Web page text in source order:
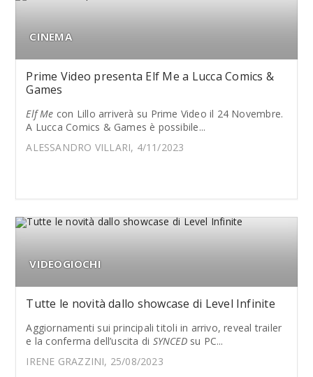
CINEMA
Prime Video presenta Elf Me a Lucca Comics &
Games
Elf Me con Lillo arriverà su Prime Video il 24 Novembre.
A Lucca Comics & Games è possibile...
ALESSANDRO VILLARI, 4/11/2023
VIDEOGIOCHI
Tutte le novità dallo showcase di Level Infinite
Aggiornamenti sui principali titoli in arrivo, reveal trailer
e la conferma dell’uscita di SYNCEDsu PC...
IRENE GRAZZINI, 25/08/2023